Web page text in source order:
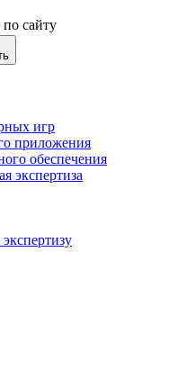
сайту
игр
приложения
обеспечения
экспертиза